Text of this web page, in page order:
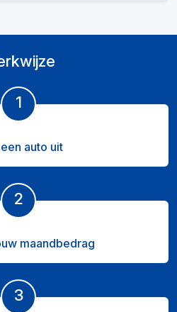
1
auto uit
2
maandbedrag
3